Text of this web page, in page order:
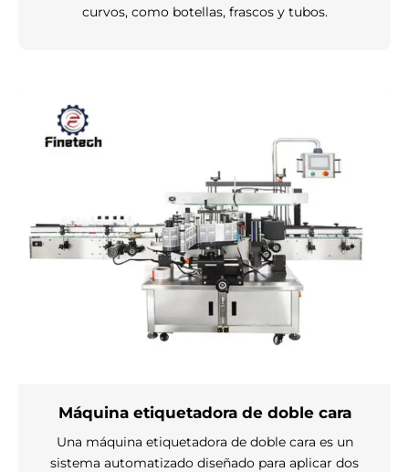
curvos, como botellas, frascos y tubos.
Máquina etiquetadora de doble cara
Una máquina etiquetadora de doble cara es un
sistema automatizado diseñado para aplicar dos